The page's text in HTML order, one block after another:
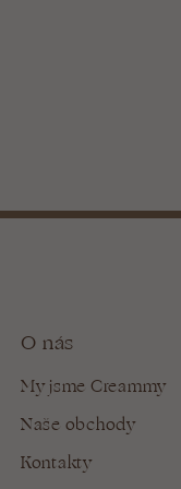
O nás
My jsme Creammy
Naše obchody
Kontakty